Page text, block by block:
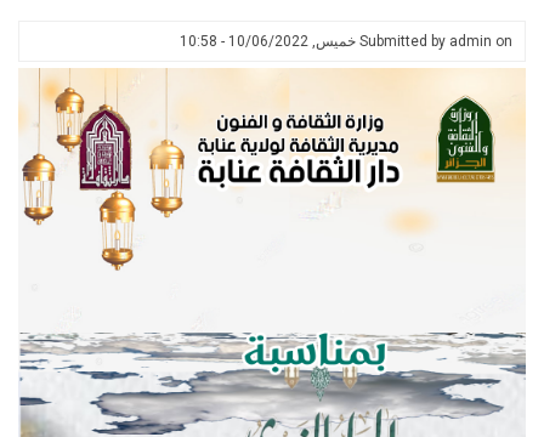
Submitted خميس, 10/06/2022 - 10:58